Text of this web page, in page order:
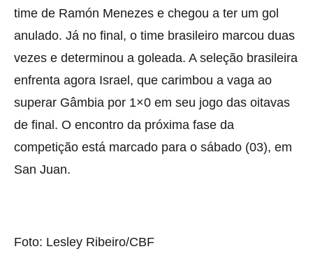
time de Ramón Menezes e chegou a ter um gol
anulado. Já no final, o time brasileiro marcou duas
vezes e determinou a goleada. A seleção brasileira
enfrenta agora Israel, que carimbou a vaga ao
superar Gâmbia por 1×0 em seu jogo das oitavas
de final. O encontro da próxima fase da
competição está marcado para o sábado (03), em
San Juan.
Foto: Lesley Ribeiro/CBF